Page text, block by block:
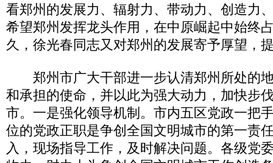
看郑州的发展力、辐射力、带动力、创造力
希望郑州发挥龙头作用，在中原崛起中始终
久，徐光春同志又对郑州的发展寄予厚望，
郑州市广大干部进一步认清郑州所处的
和承担的使命，并以此为强大动力，加快步
市。一是强化领导机制。市内五区党政一把
位的党政正职是争创全国文明城市的第一责
入，现场指导工作，及时解决问题。各级党